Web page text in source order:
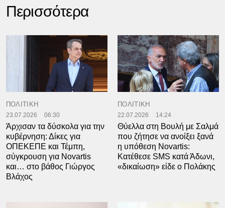
Περισσότερα
ΠΟΛΙΤΙΚΗ
23.07.2026 06:30
Άρχισαν τα δύσκολα για την
κυβέρνηση: Δίκες για
ΟΠΕΚΕΠΕ και Τέμπη,
σύγκρουση για Novartis
και… στο βάθος Γιώργος
Βλάχος
ΠΟΛΙΤΙΚΗ
22.07.2026 14:24
Θύελλα στη Βουλή με Σαλμά
που ζήτησε να ανοίξει ξανά
η υπόθεση Novartis:
Κατέθεσε SMS κατά Άδωνι,
«δικαίωση» είδε ο Πολάκης